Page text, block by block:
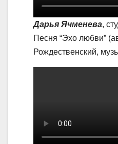
Дарья Ячменева,
Песня “Эхо любви”
Рождественский,